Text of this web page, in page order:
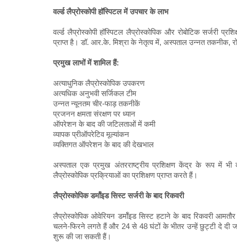
वर्ल्ड लैप्रोस्कोपी हॉस्पिटल में उपचार के लाभ
वर्ल्ड लैप्रोस्कोपी हॉस्पिटल लैप्रोस्कोपिक और रोबोटिक सर्जरी
प्राप्त है। डॉ. आर.के. मिश्रा के नेतृत्व में, अस्पताल उन्नत तकनीक,
प्रमुख लाभों में शामिल हैं:
अत्याधुनिक लैप्रोस्कोपिक उपकरण
अत्यधिक अनुभवी सर्जिकल टीम
उन्नत न्यूनतम चीर-फाड़ तकनीकें
प्रजनन क्षमता संरक्षण पर ध्यान
ऑपरेशन के बाद की जटिलताओं में कमी
व्यापक प्रीऑपरेटिव मूल्यांकन
व्यक्तिगत ऑपरेशन के बाद की देखभाल
अस्पताल एक प्रमुख अंतरराष्ट्रीय प्रशिक्षण केंद्र के रूप में भी
लैप्रोस्कोपिक प्रक्रियाओं का प्रशिक्षण प्राप्त करते हैं।
लैप्रोस्कोपिक डर्मॉइड सिस्ट सर्जरी के बाद रिकवरी
लैप्रोस्कोपिक ओवेरियन डर्मॉइड सिस्ट हटाने के बाद रिकवरी
चलने-फिरने लगते हैं और 24 से 48 घंटों के भीतर उन्हें छुट्टी दे दी
शुरू की जा सकती हैं।